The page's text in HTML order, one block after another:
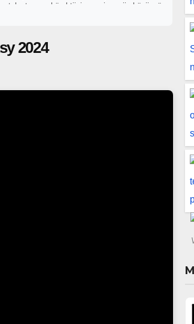
taloutensa yhä aktiivisemmin omiin käsiinsä
2024